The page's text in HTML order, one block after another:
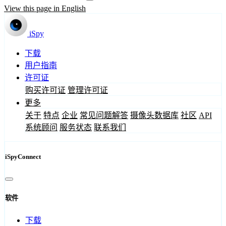
View this page in English
iSpy
下载
用户指南
许可证
购买许可证 管理许可证
更多
关于 特点 企业 常见问题解答 摄像头数据库 社区 API
系统顾问 服务状态 联系我们
iSpyConnect
软件
下载